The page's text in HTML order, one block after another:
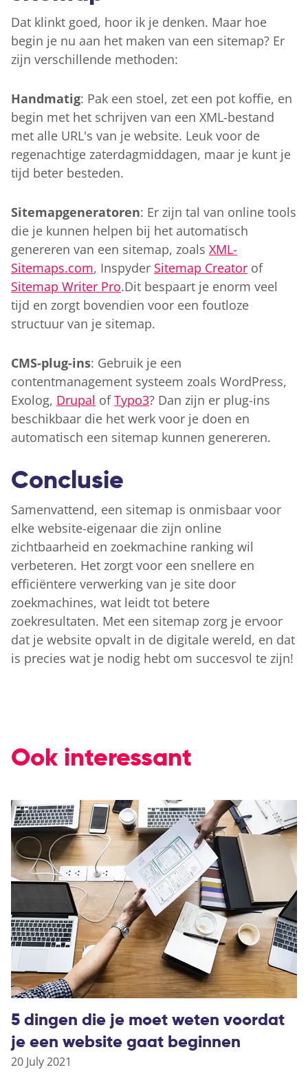
Dat klinkt goed, hoor ik je denken. Maar hoe
begin je nu aan het maken van een sitemap? Er
zijn verschillende methoden:
Handmatig: Pak een stoel, zet een pot koffie, en
begin met het schrijven van een XML-bestand
met alle URL's van je website. Leuk voor de
regenachtige zaterdagmiddagen, maar je kunt je
tijd beter besteden.
Sitemapgeneratoren: Er zijn tal van online tools
die je kunnen helpen bij het automatisch
genereren van een sitemap, zoals XML-
Sitemaps.com, Inspyder Sitemap Creator of
Sitemap Writer Pro.Dit bespaart je enorm veel
tijd en zorgt bovendien voor een foutloze
structuur van je sitemap.
CMS-plug-ins: Gebruik je een
contentmanagement systeem zoals WordPress,
Exolog, Drupal ofTypo3? Dan zijn er plug-ins
beschikbaar die het werk voor je doen en
automatisch een sitemap kunnen genereren.
Conclusie
Samenvattend, een sitemap is onmisbaar voor
elke website-eigenaar die zijn online
zichtbaarheid en zoekmachine ranking wil
verbeteren. Het zorgt voor een snellere en
efficiëntere verwerking van je site door
zoekmachines, wat leidt tot betere
zoekresultaten. Met een sitemap zorg je ervoor
dat je website opvalt in de digitale wereld, en dat
is precies wat je nodig hebt om succesvol te zijn!
Ook interessant
5 dingen die je moet weten voordat
je een website gaat beginnen
20 July 2021